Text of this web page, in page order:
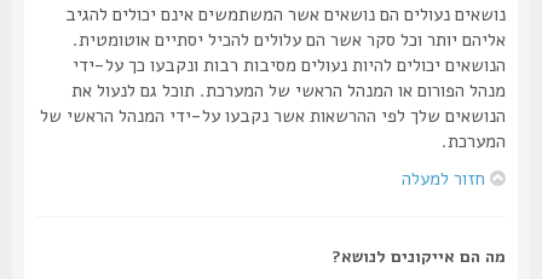
נושאים נעולים הם נושאים אשר המשתמשים אינם יכולים להגיב
אליהם יותר וכל סקר אשר הם עלולים להכיל יסתיים אוטומטית.
הנושאים יכולים להיות נעולים מסיבות רבות ונקבעו כך על-ידי
מנהל הפורום או המנהל הראשי של המערכת. תוכל גם לנעול את
הנושאים שלך לפי ההרשאות אשר נקבעו על-ידי המנהל הראשי של
המערכת.
חזור למעלה
מה הם אייקונים לנושא?